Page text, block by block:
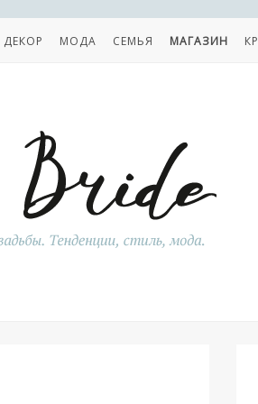
ДЕКОР МОДА СЕМЬЯ МАГАЗИН